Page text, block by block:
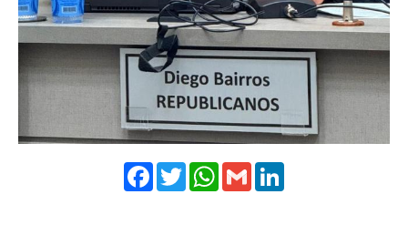
Facebook
TwitterWhatsApp
Gmail